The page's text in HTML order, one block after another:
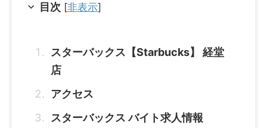
目次 [非表示]
スターバックス【Starbucks】 経堂
店
アクセス
スターバックス バイト求人情報